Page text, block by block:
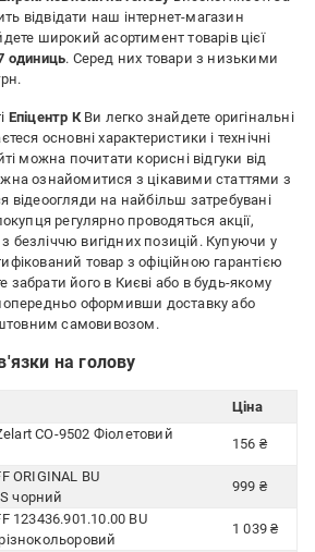
відвідати наш інтернет-магазин
широкий асортимент товарів цієї
одиниць. Серед них товари з низькими
Епіцентр КВи легко знайдете оригінальні
основні характеристики і технічні
можна почитати корисні відгуки від
ознайомитися з цікавими статтями з
відеоогляди на найбільш затребувані
регулярно проводяться акції,
безліччю вигідних позицій. Купуючи у
товар з офіційною гарантією
забрати його в Києві або в будь-якому
оформивши доставку або
самовивозом.
на голову
Ціна
CO-9502 Фіолетовий
156 ₴
ORIGINAL BU
чорний
999 ₴
123436.901.10.00 BU
1 039 ₴